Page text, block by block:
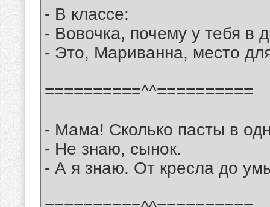
- В классе:
- Вовочка, почему у тебя в
- Это, Мариванна, место
==========^^==========
- Мама! Сколько пасты в
- Не знаю, сынок.
- А я знаю. От кресла до